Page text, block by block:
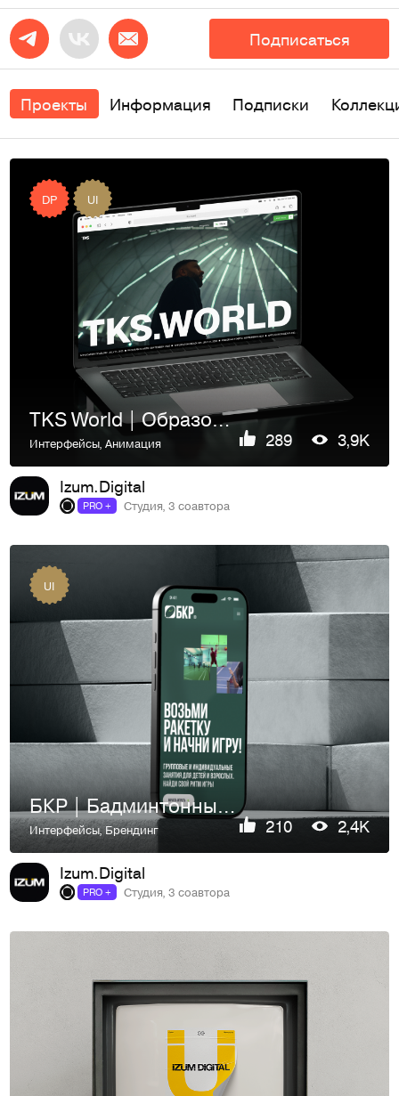
Подписаться
Проекты Информация Подписки
DP UI
TKS World | Образовательная платформа
Интерфейсы,Анимация 289 3,9K
Izum.Digital
PRO + Студия, 3 соавтора
UI
БКР | Бадминтонный клуб
Интерфейсы,Брендинг 210 2,4K
Izum.Digital
PRO + Студия, 3 соавтора